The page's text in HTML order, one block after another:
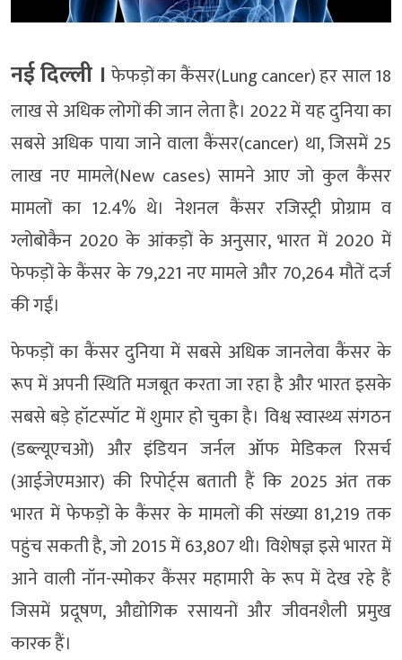
नई दिल्‍ली । फेफड़ों का कैंसर(Lung cancer) हर साल 18
लाख से अधिक लोगों की जान लेता है। 2022 में यह दुनिया का
सबसे अधिक पाया जाने वाला कैंसर(cancer) था, जिसमें 25
लाख नए मामले(New cases) सामने आए जो कुल कैंसर
मामलों का 12.4% थे। नेशनल कैंसर रजिस्ट्री प्रोग्राम व
ग्लोबोकैन 2020 के आंकड़ों के अनुसार, भारत में 2020 में
फेफड़ों के कैंसर के 79,221 नए मामले और 70,264 मौतें दर्ज
की गईं।
फेफड़ों का कैंसर दुनिया में सबसे अधिक जानलेवा कैंसर के
रूप में अपनी स्थिति मजबूत करता जा रहा है और भारत इसके
सबसे बड़े हॉटस्पॉट में शुमार हो चुका है। विश्व स्वास्थ्य संगठन
(डब्ल्यूएचओ) और इंडियन जर्नल ऑफ मेडिकल रिसर्च
(आईजेएमआर) की रिपोर्ट्स बताती हैं कि 2025 अंत तक
भारत में फेफड़ों के कैंसर के मामलों की संख्या 81,219 तक
पहुंच सकती है, जो 2015 में 63,807 थी। विशेषज्ञ इसे भारत में
आने वाली नॉन-स्मोकर कैंसर महामारी के रूप में देख रहे हैं
जिसमें प्रदूषण, औद्योगिक रसायनों और जीवनशैली प्रमुख
कारक हैं।